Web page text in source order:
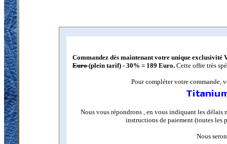
Commandez dès maintenant votre unique
Euro(plein tarif) - 30% = 189 Euro. Cette offre très
Pour compléter votre commande,
Nous vous répondrons , en vous indiquant les délais
instructions de paiement (toutes les
Nous